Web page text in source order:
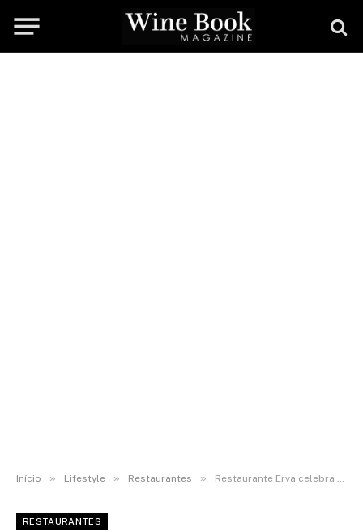
Início » Lifestyle » Restaurantes » ​Restaurante Erva celebra a festa das Vindimas com vinhos e sabores de todo o país
RESTAURANTES